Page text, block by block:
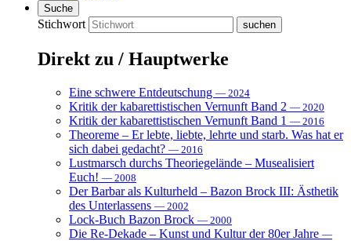
Suche
Stichwort
Direkt zu / Hauptwerke
Eine schwere Entdeutschung — 2024
Kritik der kabarettistischen Vernunft Band 2 — 2020
Kritik der kabarettistischen Vernunft Band 1 — 2016
Theoreme – Er lebte, liebte, lehrte und starb. Was hat er
sich dabei gedacht? — 2016
Lustmarsch durchs Theoriegelände – Musealisiert
Euch! — 2008
Der Barbar als Kulturheld – Bazon Brock III: Ästhetik
des Unterlassens — 2002
Lock-Buch Bazon Brock — 2000
Die Re-Dekade – Kunst und Kultur der 80er Jahre —